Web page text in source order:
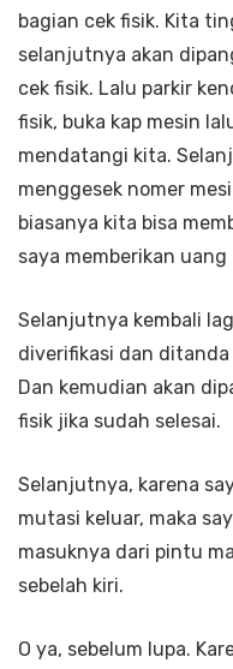
bagian cek fisik. Kita
selanjutnya akan
cek fisik. Lalu parkir
fisik, buka kap mesin
mendatangi kita.
menggesek nomer
biasanya kita bisa
saya memberikan
Selanjutnya kembali
diverifikasi dan
Dan kemudian akan
fisik jika sudah selesai.
Selanjutnya, karena
mutasi keluar, maka
masuknya dari pintu
sebelah kiri.
O ya, sebelum lupa.